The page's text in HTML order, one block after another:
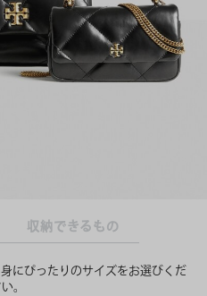
収納できるもの
にぴったりのサイズをお選びくだ
。